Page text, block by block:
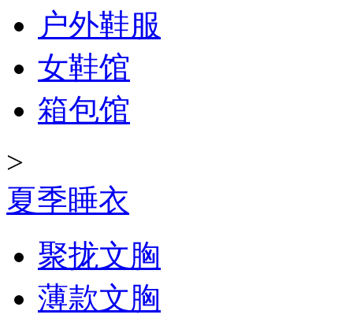
户外鞋服
女鞋馆
箱包馆
>
夏季睡衣
聚拢文胸
薄款文胸